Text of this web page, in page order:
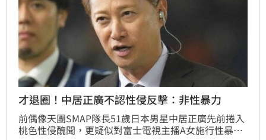
才退圈！中居正廣不認性侵反擊：非性暴力
前偶像天團SMAP隊長51歲日本男星中居正廣先前捲入
桃色性侵醜聞，更疑似對富士電視主播A女施行性暴